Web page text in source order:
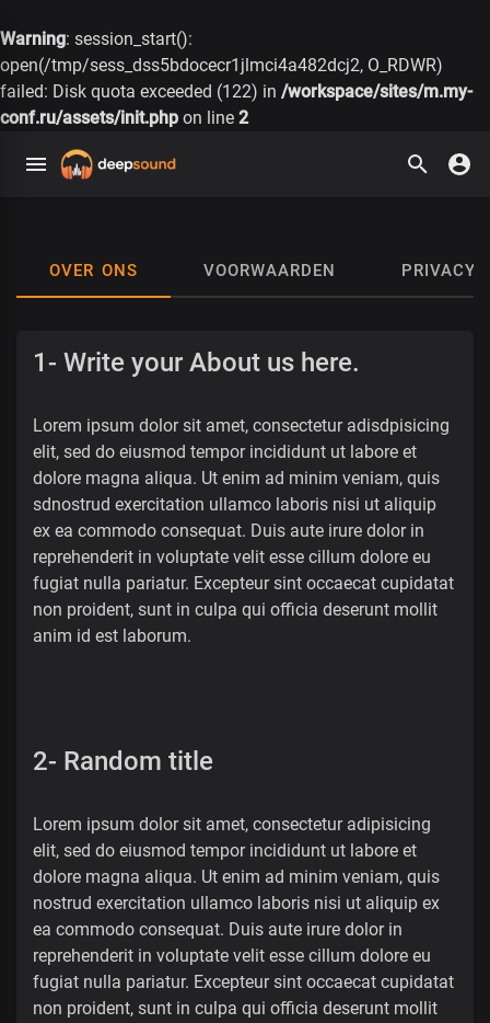
Warning: session_start():
open(/tmp/sess_dss5bdocecr1jlmci4a482dcj2, O_RDWR)
failed: Disk quota exceeded (122) in /workspace/sites/m.my-
conf.ru/assets/init.php on line 2
OVER ONS VOORWAARDEN
1- Write your About us here.
Lorem ipsum dolor sit amet, consectetur adisdpisicing
elit, sed do eiusmod tempor incididunt ut labore et
dolore magna aliqua. Ut enim ad minim veniam, quis
sdnostrud exercitation ullamco laboris nisi ut aliquip
ex ea commodo consequat. Duis aute irure dolor in
reprehenderit in voluptate velit esse cillum dolore eu
fugiat nulla pariatur. Excepteur sint occaecat cupidatat
non proident, sunt in culpa qui officia deserunt mollit
anim id est laborum.
2- Random title
Lorem ipsum dolor sit amet, consectetur adipisicing
elit, sed do eiusmod tempor incididunt ut labore et
dolore magna aliqua. Ut enim ad minim veniam, quis
nostrud exercitation ullamco laboris nisi ut aliquip ex
ea commodo consequat. Duis aute irure dolor in
reprehenderit in voluptate velit esse cillum dolore eu
fugiat nulla pariatur. Excepteur sint occaecat cupidatat
non proident, sunt in culpa qui officia deserunt mollit